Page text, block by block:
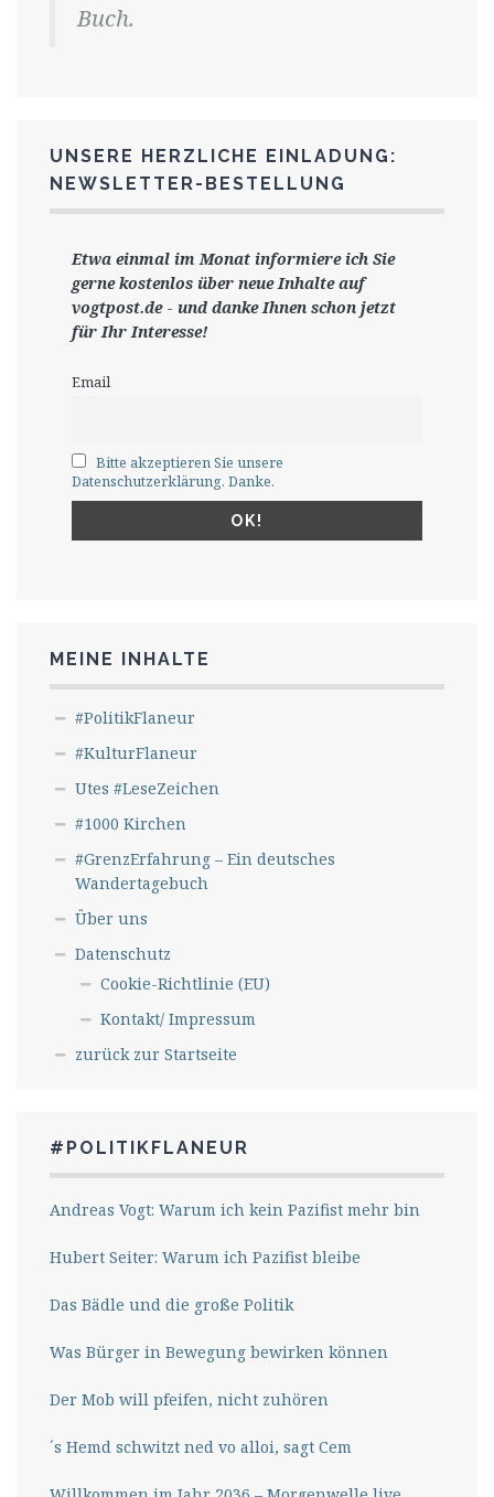
Buch.
UNSERE HERZLICHE EINLADUNG:
NEWSLETTER-BESTELLUNG
Etwa einmal im Monat informiere ich Sie
gernekostenlos über neue Inhalte auf
vogtpost.de- und danke Ihnen schon jetzt
für Ihr Interesse!
Email
Bitte akzeptieren Sie unsere
Datenschutzerklärung. Danke.
MEINE INHALTE
#PolitikFlaneur
#KulturFlaneur
Utes #LeseZeichen
#1000 Kirchen
#GrenzErfahrung – Ein deutsches
Wandertagebuch
Über uns
Datenschutz
Cookie-Richtlinie (EU)
Kontakt/ Impressum
zurück zur Startseite
#POLITIKFLANEUR
Andreas Vogt: Warum ich kein Pazifist mehr bin
Hubert Seiter: Warum ich Pazifist bleibe
Das Bädle und die große Politik
Was Bürger in Bewegung bewirken können
Der Mob will pfeifen, nicht zuhören
´s Hemd schwitzt ned vo alloi, sagt Cem